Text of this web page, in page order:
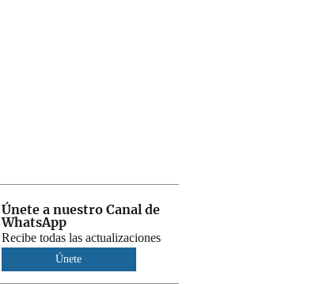
Únete a nuestro Canal de
WhatsApp
Recibe todas las actualizaciones
Únete